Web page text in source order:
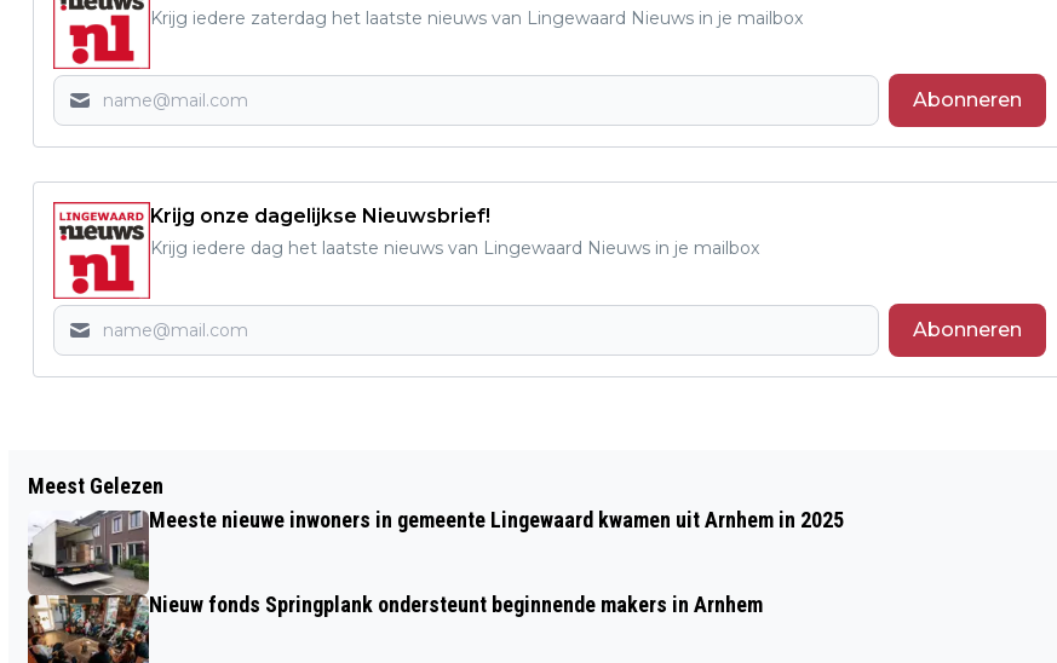
Krijg iedere zaterdag het laatste nieuws van Lingewaard Nieuws in je mailbox
Abonneren
Krijg onze dagelijkse Nieuwsbrief!
Krijg iedere dag het laatste nieuws van Lingewaard Nieuws in je mailbox
Abonneren
PHION FESTIVAL BRENGT BRAHMS ALS
TOTAALERVARING
GELDERLAND HOGER DAN
Meest Gelezen
Meeste nieuwe inwoners in gemeente Lingewaard kwamen uit Arnhem in 2025
Nieuw fonds Springplank ondersteunt beginnende makers in Arnhem